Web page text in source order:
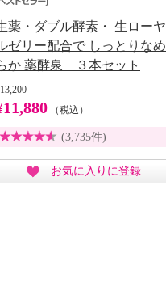
薬・ダブル酵素・ 生ローヤ
ゼリー配合で しっとりなめ
か 薬酵泉 ３本セット
（税込）
(3,735件)
お気に入りに登録